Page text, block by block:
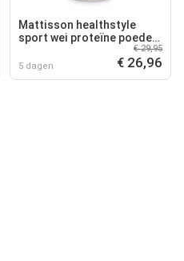
Mattisson healthstyle
sport wei proteïne poeder
5 dagen
€ 29,95
€ 26,96